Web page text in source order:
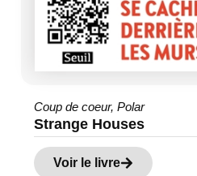
Coup de coeur, Polar
Strange Houses
Voir le livre